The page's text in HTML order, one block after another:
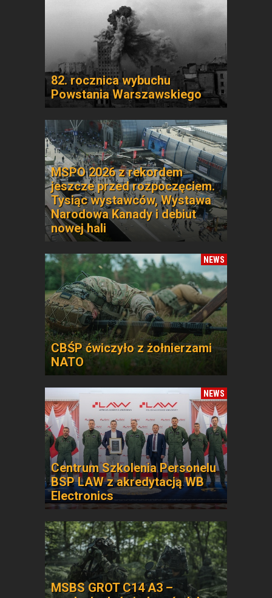
82. rocznica wybuchu
Powstania Warszawskiego
MSPO 2026 z rekordem
jeszcze przed rozpoczęciem.
Tysiąc wystawców, Wystawa
Narodowa Kanady i debiut
nowej hali
NEWS
CBŚP ćwiczyło z żołnierzami
NATO
NEWS
Centrum Szkolenia Personelu
BSP LAW z akredytacją WB
Electronics
MSBS GROT C14 A3 –